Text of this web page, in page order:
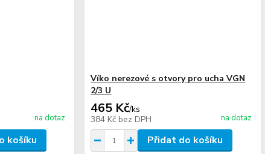
na dotaz
košíku
Víko nerezové s otvory pro ucha VGN
2/3 U
465 Kč/ks
384 Kč bez DPH na dotaz
Přidat do košíku